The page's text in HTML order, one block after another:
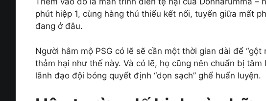
phút hiệp 1, cùng hàng thủ thiếu kết nối, tuyến giữa mất
đang ở đâu.
Người hâm mộ PSG có lẽ sẽ cần một thời gian dài để “gột
thảm hại như thế này. Và có lẽ, họ cũng nên chuẩn bị
lãnh đạo đội bóng quyết định “dọn sạch” ghế huấn luyện.